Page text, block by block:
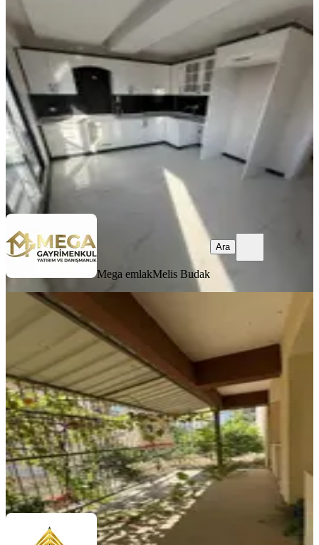
Mega Gayrimenkulden Fatih Mah
Satılık Sıfır 2+1 Daire
Bergama, Fatih Mahallesi
2+1
05.08.2026
4.250.000 ₺
Mega emlak Melis Budak
Ara
Mega emlakMelis Budak
Ara
YENİ
Fatih Mah.satılık Bahçe Dubleks
Bergama, Fatih Mahallesi
2+2 ·145 m²· Bahçe katı·
2.850.000 ₺
ALTINIM GAYRİMENKUL VE DANIŞMA
HİZMETLERİMurat Erdoğan
Ara